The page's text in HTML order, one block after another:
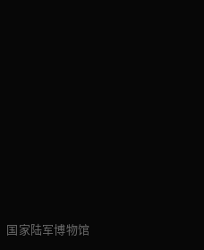
国家陆军博物馆